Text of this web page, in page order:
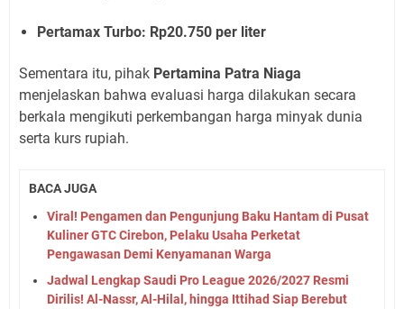
Pertamax Turbo: Rp20.750 per liter
Sementara itu, pihak Pertamina Patra Niaga
menjelaskan bahwa evaluasi harga dilakukan secara
berkala mengikuti perkembangan harga minyak dunia
serta kurs rupiah.
BACA JUGA
Viral! Pengamen dan Pengunjung Baku Hantam di Pusat
Kuliner GTC Cirebon, Pelaku Usaha Perketat
Pengawasan Demi Kenyamanan Warga
Jadwal Lengkap Saudi Pro League 2026/2027 Resmi
Dirilis! Al-Nassr, Al-Hilal, hingga Ittihad Siap Berebut